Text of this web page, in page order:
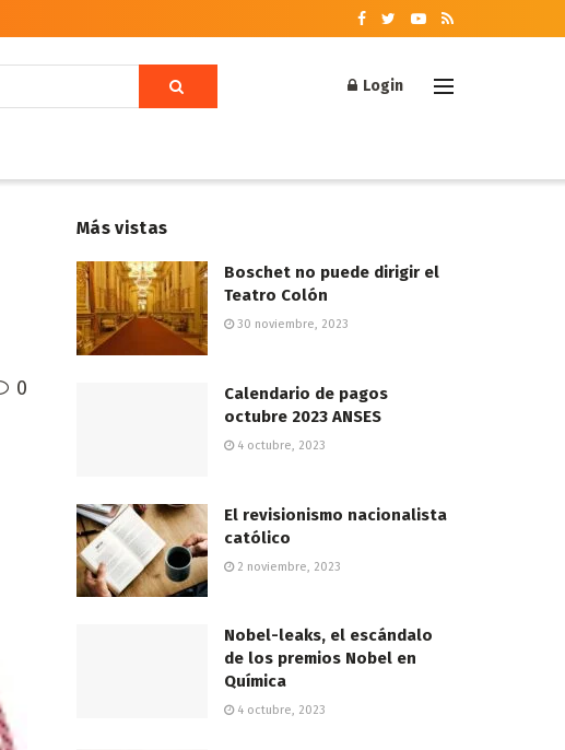
Login
0
Más vistas
Boschet no puede dirigir el
Teatro Colón
30 noviembre, 2023
Calendario de pagos
octubre 2023 ANSES
4 octubre, 2023
El revisionismo nacionalista
católico
2 noviembre, 2023
Nobel-leaks, el escándalo
de los premios Nobel en
Química
4 octubre, 2023